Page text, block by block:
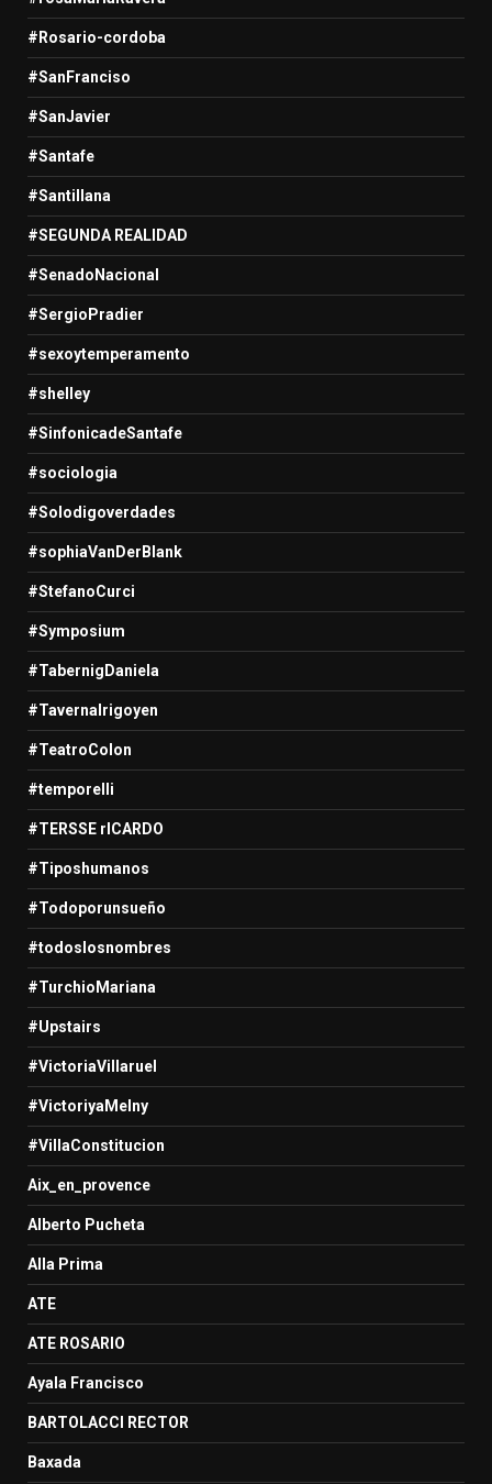
#Rosario-cordoba
#SanFranciso
#SanJavier
#Santafe
#Santillana
#SEGUNDA REALIDAD
#SenadoNacional
#SergioPradier
#sexoytemperamento
#shelley
#SinfonicadeSantafe
#sociologia
#Solodigoverdades
#sophiaVanDerBlank
#StefanoCurci
#Symposium
#TabernigDaniela
#TavernaIrigoyen
#TeatroColon
#temporelli
#TERSSE rICARDO
#Tiposhumanos
#Todoporunsueño
#todoslosnombres
#TurchioMariana
#Upstairs
#VictoriaVillaruel
#VictoriyaMelny
#VillaConstitucion
Aix_en_provence
Alberto Pucheta
Alla Prima
ATE
ATE ROSARIO
Ayala Francisco
BARTOLACCI RECTOR
Baxada